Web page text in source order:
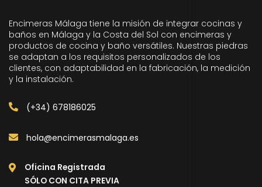
Encimeras Málaga tiene la misión de integrar cocinas y
baños en Málaga y la Costa del Sol con encimeras y
productos de cocina y baño versátiles. Nuestras piedras
se adaptan a los requisitos personalizados de los
clientes, con adaptabilidad en la fabricación, la medición
y la instalación.
(+34) 678186025
hola@encimerasmalaga.es
Oficina Registrada
SÓLO CON CITA PREVIA